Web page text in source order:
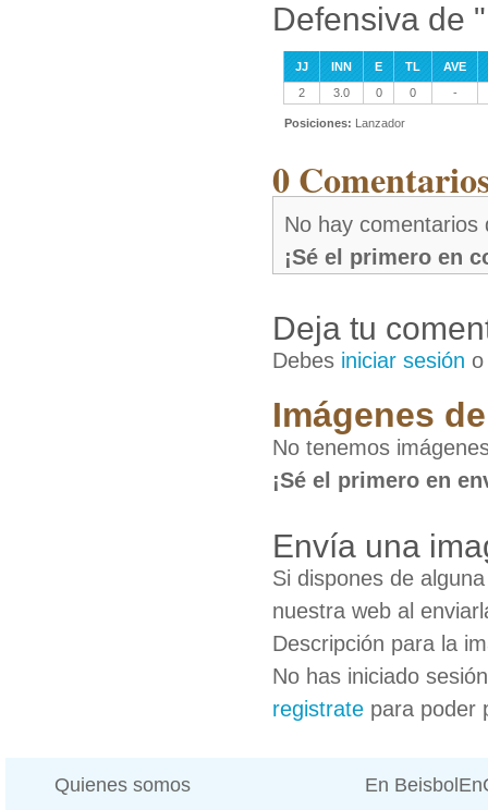
Defensiva de
JJ INN E TL
AVE
2
3.0 0 0 -
Posiciones: Lanzador
0
No hay comentarios
¡Sé el primero en
Deja tu
Debes iniciar sesión
Imágenes
No tenemos
¡Sé el primero en
Envía una
Si dispones de
nuestra web al
Descripción para la
No has iniciado
registrate para poder
Quienes somos En